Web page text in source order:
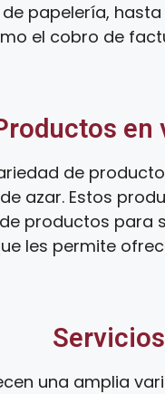
papelería,
el cobro de
en
de
azar. Estos
productos para
les permite
Servicios
una amplia